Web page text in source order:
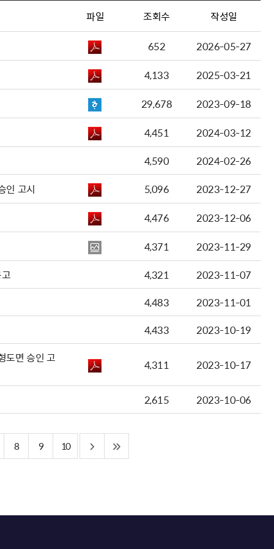
파일 조회수 작성일
652
2026-05-27
4,133
2025-03-21
29,678
2023-09-18
4,451
2024-03-12
4,590
2024-02-26
인 고시
5,096
2023-12-27
4,476
2023-12-06
4,371
2023-11-29
4,321
2023-11-07
4,483
2023-11-01
4,433
2023-10-19
도면 승인 고
4,311 2023-10-17
2,615 2023-10-06
8 9 10